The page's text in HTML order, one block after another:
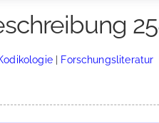
| Forschungsliteratur